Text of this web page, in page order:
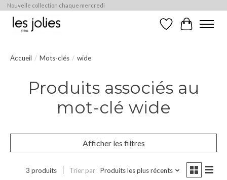
Nouvelle collection chaque mercredi
Liste de souhaits
Panier
Accueil / Mots-clés / wide
Produits associés au
mot-clé wide
Afficher les filtres
3 produits Trier par Produits les plus récents